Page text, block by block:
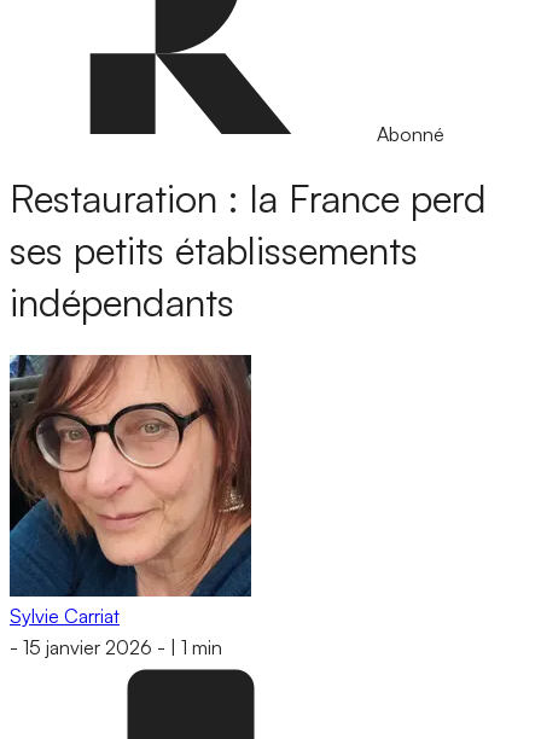
Abonné
Restauration : la France perd
ses petits établissements
indépendants
Sylvie Carriat
- 15 janvier 2026 - 1 min